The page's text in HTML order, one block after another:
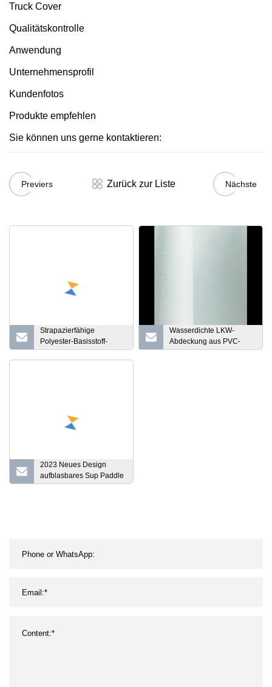
Qualitätskontrolle
Anwendung
Unternehmensprofil
Kundenfotos
Produkte empfehlen
Sie können uns gerne kontaktieren:
Previers Zurück zur Liste Nächste
Strapazierfähige
Polyester-Basisstoff-
Messer-PVC-beschichtete
Wasserdichte LKW-
Abdeckung aus PVC-
Plane mit Poly-
2023 Neues Design
aufblasbares Sup Paddle
Board Tabla De Paddle